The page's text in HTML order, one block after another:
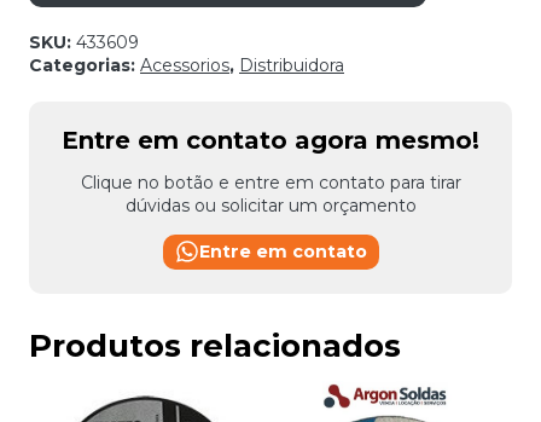
SKU: 433609
Categorias: Acessorios, Distribuidora
Entre em contato agora mesmo!
Clique no botão e entre em contato para tirar
dúvidas ou solicitar um orçamento
Entre em contato
Produtos relacionados